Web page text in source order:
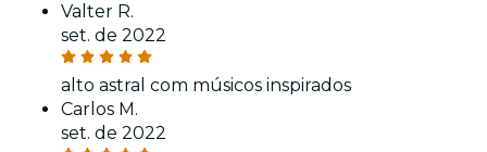
Valter R.
set. de 2022
alto astral com músicos inspirados
Carlos M.
set. de 2022